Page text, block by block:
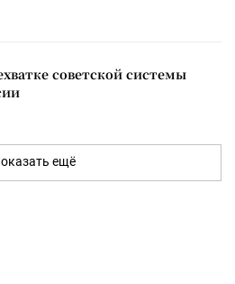
советской системы
ещё